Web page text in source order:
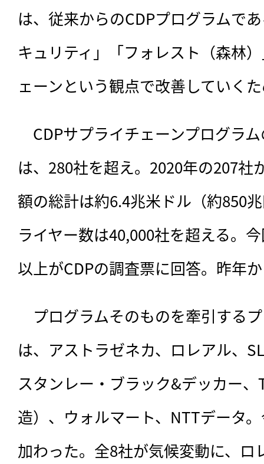
は、従来からのCDPプログラムで
キュリティ」「フォレスト（森林
ェーンという観点で改善していく
CDPサプライチェーンプログラ
は、 280社を超え。2020年の207社
額の総計は約6.4兆米ドル（約850
ライヤー数は40,000社を超える。
以上がCDPの調査票に回答。昨年
プログラムそのものを牽引する
は、アストラゼネカ、ロレアル、
スタンレー・ブラック&デッカー
造）、ウォルマート、NTTデータ
加わった。全8社が気候変動に、ロ